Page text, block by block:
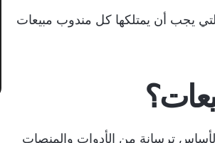
يجب أن يمتلكها كل مندوب مبيعات
ترسانة من الأدوات والمنصات